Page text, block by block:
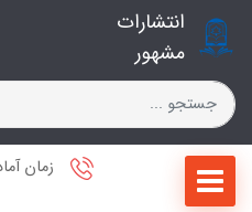
انتشارات
مشهور